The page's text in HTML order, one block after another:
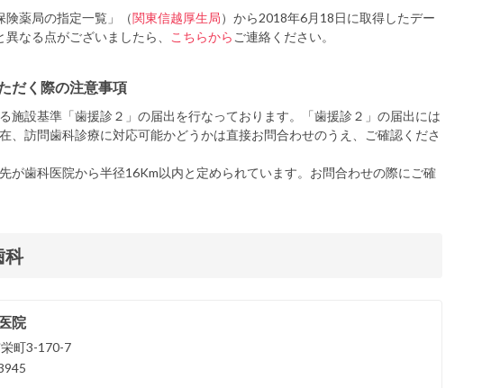
薬局の指定一覧」（関東信越厚生局）から2018年6月18日に取得したデー
なる点がございましたら、
こちらから ご連絡ください。
だく際の注意事項
施設基準「歯援診２」の届出を行なっております。「歯援診２」の届出には
、訪問歯科診療に対応可能かどうかは直接お問合わせのうえ、ご確認くださ
が歯科医院から半径16Km以内と定められています。お問合わせの際にご確
科
院
町3-170-7